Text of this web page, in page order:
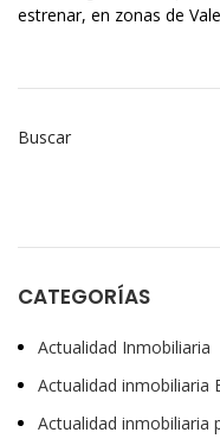
estrenar, en zonas de
Buscar
CATEGORÍAS
Actualidad Inmobiliaria
Actualidad inmobiliaria
Actualidad inmobiliaria